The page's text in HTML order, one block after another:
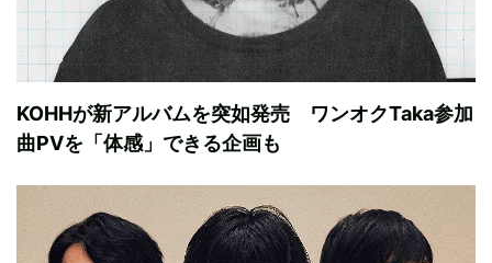
KOHHが新アルバムを突如発売 ワンオクTaka参加
曲PVを「体感」できる企画も